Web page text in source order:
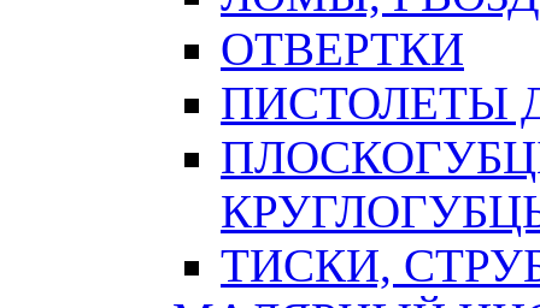
ОТВЕРТКИ
ПИСТОЛЕТЫ
ТИСКИ,